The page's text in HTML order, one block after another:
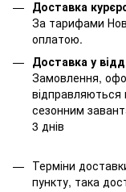
Доставка
За тарифами
оплатою.
Доставка у
Замовлення,
відправляються
сезонним
3 днів
Терміни
пункту, така